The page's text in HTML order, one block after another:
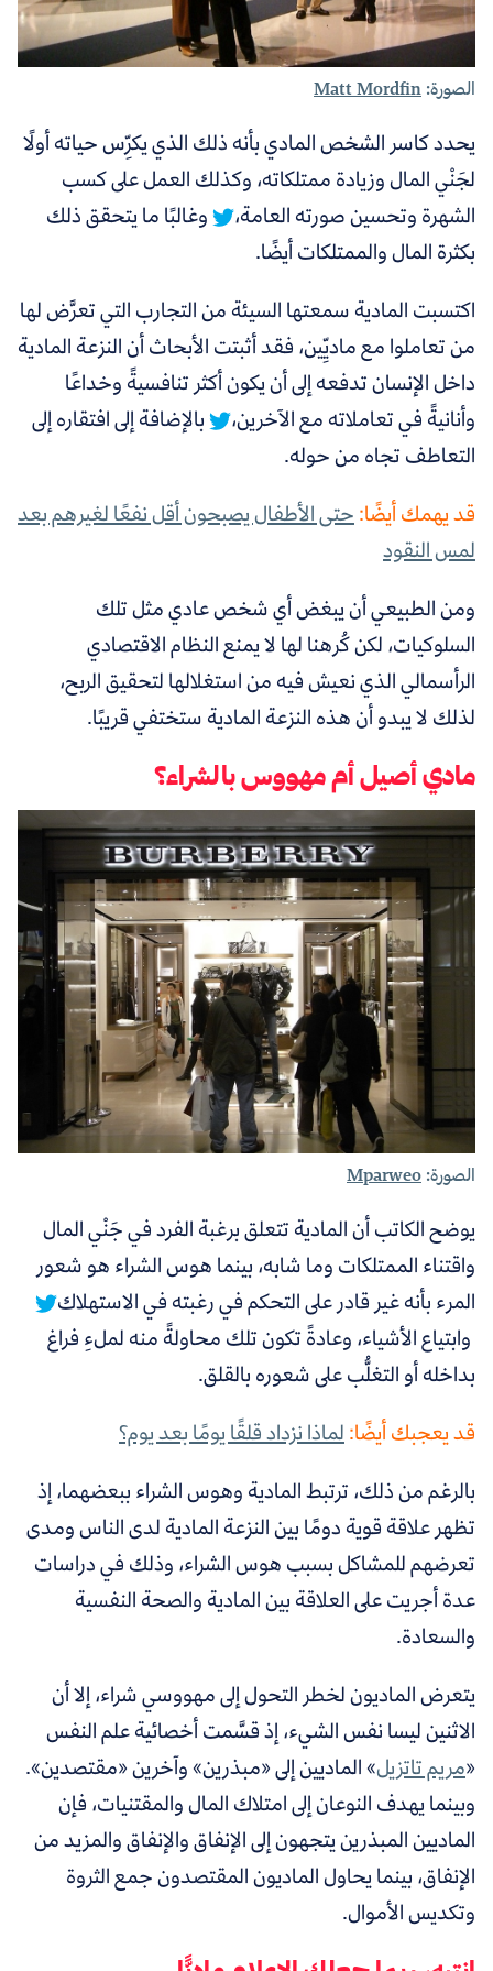
الصورة:Matt Mordfin
يحدد كاسرالشخص المادي بأنه ذلك الذي يكرِّس حياته أولًا
لجَنْي المال وزيادة ممتلكاته، وكذلك العمل على كسب
الشهرة وتحسين صورته العامة،
وغالبًا ما يتحقق ذلك
بكثرة المال والممتلكات أيضًا.
اكتسبت المادية سمعتها السيئة من التجارب التي تعرَّض لها
من تعاملوا مع ماديِّين، فقد أثبتت الأبحاث أنالنزعة المادية
داخل الإنسان تدفعه إلى أن يكون أكثر تنافسيةً وخداعًا
وأنانيةً في تعاملاته مع الآخرين،
بالإضافة إلى افتقاره إلى
التعاطف تجاه من حوله.
قد يهمك أيضًا:حتى الأطفال يصبحون أقل نفعًا لغيرهم بعد
لمس النقود
ومن الطبيعي أن يبغض أي شخص عادي مثل تلك
السلوكيات، لكن كُرهنا لها لا يمنع النظام الاقتصادي
الرأسمالي الذي نعيش فيه من استغلالها لتحقيق الربح،
لذلك لا يبدو أن هذه النزعة المادية ستختفي قريبًا.
مادي أصيل أم مهووس بالشراء؟
الصورة:Mparweo
يوضح الكاتب أنالمادية تتعلق برغبة الفرد في جَنْي المال
واقتناء الممتلكات وما شابه، بينما هوس الشراء هو شعور
المرء بأنه غير قادر على التحكم في رغبته في الاستهلاك
وابتياع الأشياء، وعادةً تكون تلك محاولةً منه لملءِ فراغ
بداخله أو التغلُّب على شعوره بالقلق.
قد يعجبك أيضًا:لماذا نزداد قلقًا يومًا بعد يوم؟
بالرغم من ذلك، ترتبط المادية وهوس الشراء ببعضهما، إذ
تظهر علاقة قوية دومًا بين النزعة المادية لدى الناس ومدى
تعرضهم للمشاكل بسبب هوس الشراء، وذلك في دراسات
عدة أجريت على العلاقة بين المادية والصحة النفسية
والسعادة.
يتعرض الماديون لخطر التحول إلى مهووسي شراء، إلا أن
الاثنين ليسا نفس الشيء، إذ قسَّمت أخصائية علم النفس
«مريم تاتزيل» الماديين إلى «مبذرين» وآخرين «مقتصدين».
وبينما يهدف النوعان إلى امتلاك المال والمقتنيات، فإن
الماديين المبذرين يتجهون إلى الإنفاق والإنفاق والمزيد من
الإنفاق، بينما يحاول الماديون المقتصدون جمع الثروة
وتكديس الأموال.